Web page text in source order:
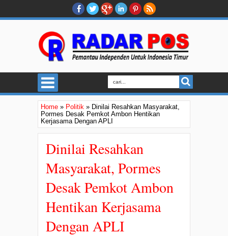
Home » Politik » Dinilai Resahkan Masyarakat,
Pormes Desak Pemkot Ambon Hentikan
Kerjasama Dengan APLI
Dinilai Resahkan
Masyarakat, Pormes
Desak Pemkot Ambon
Hentikan Kerjasama
Dengan APLI